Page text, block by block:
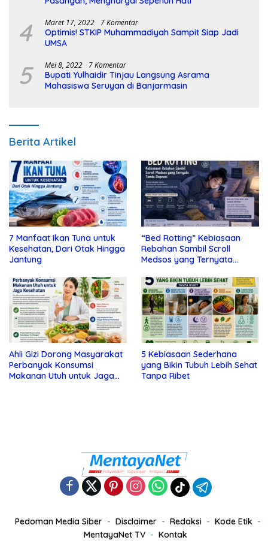
4 Maret 17, 2022 7 Komentar
Optimis! STKIP Muhammadiyah Sampit Siap Jadi
UMSA
5 Mei 8, 2022 7 Komentar
Bupati Yulhaidir Tinjau Langsung Asrama
Mahasiswa Seruyan di Banjarmasin
Berita Artikel
7 Manfaat Ikan Tuna untuk
Kesehatan, Dari Otak Hingga
Jantung
“Bed Rotting” Kebiasaan
Rebahan Sambil Scroll
Medsos yang Ternyata
Ahli Gizi Dorong Masyarakat
Perbanyak Konsumsi
Makanan Utuh untuk Jaga
5 Kebiasaan Sederhana
yang Bikin Tubuh Lebih Sehat
Tanpa Ribet
Pedoman Media Siber Disclaimer Redaksi
Kode Etik
MentayaNet TV
Kontak